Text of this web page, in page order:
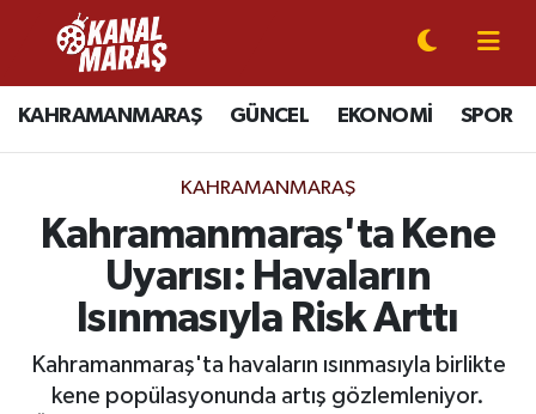
KAHRAMANMARAŞ GÜNCEL EKONOMİ SPOR
KAHRAMANMARAŞ
Kahramanmaraş'ta Kene
Uyarısı: Havaların
Isınmasıyla Risk Arttı
Kahramanmaraş'ta havaların ısınmasıyla birlikte
kene popülasyonunda artış gözlemleniyor.
CANLI YAYIN
KAHRAMANMARAŞ
SİYASET
EKONOMİ
Kahramanmaraş Nöbetçi Eczaneler
Kahramanmaraş Hava Durumu
Kahramanmaraş Trafik Yoğunluk Haritası
Süper Lig Puan Durumu ve Fikstür
Tüm Manşetler